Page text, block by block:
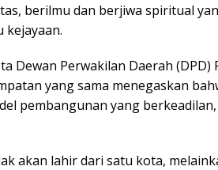
berilmu dan berjiwa spiritual
kejayaan.
Dewan Perwakilan Daerah (DPD)
yang sama menegaskan
pembangunan yang
akan lahir dari satu kota,